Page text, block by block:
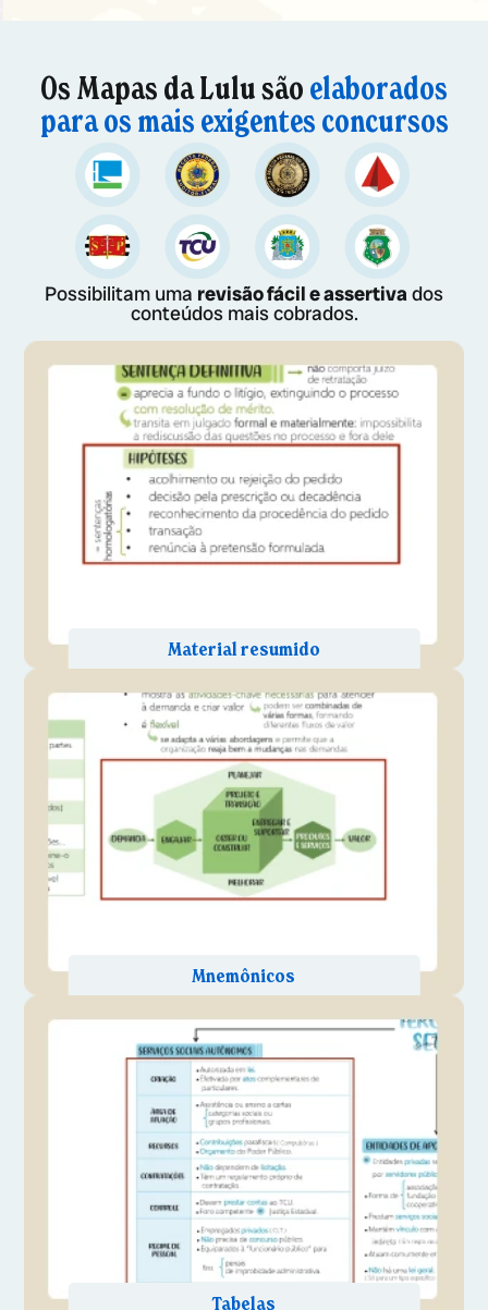
Os Mapas da Lulu são elaborados
para os mais exigentes concursos
Possibilitam uma revisão fácil e assertivados
conteúdos mais cobrados.